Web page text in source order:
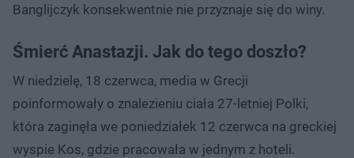
Banglijczyk konsekwentnie nie przyznaje się do winy.
Śmierć Anastazji. Jak do tego doszło?
W niedzielę, 18 czerwca, media w Grecji
poinformowały o znalezieniu ciała 27-letniej Polki,
która zaginęła we poniedziałek 12 czerwca na greckiej
wyspie Kos, gdzie pracowała w jednym z hoteli.